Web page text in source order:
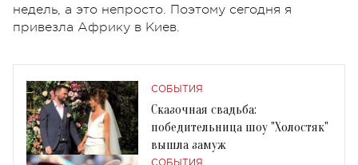
недель, а это непросто. Поэтому сегодня я
привезла Африку в Киев.
СОБЫТИЯ
Сказочная свадьба:
победительница шоу "Холостяк"
вышла замуж
СОБЫТИЯ